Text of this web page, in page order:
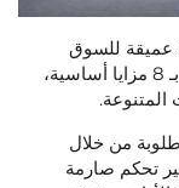
عميقة للسوق
والابتكار. وتتميز سلسلة M8 من الأبواب الذكية بـ 8 مزايا أساسية،
من خلال
دورة، ومعايير تحكم صارمة